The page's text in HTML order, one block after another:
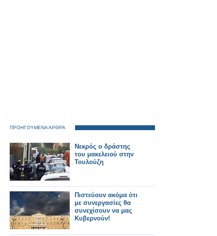
ΠΡΟΗΓΟΥΜΕΝΑ ΑΡΘΡΑ
Νεκρός ο δράστης
του μακελειού στην
Τουλούζη
Πιστεύουν ακόμα ότι
με συνεργασίες θα
συνεχίσουν να μας
Κυβερνούν!